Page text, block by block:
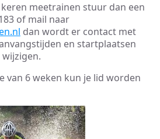
meetrainen stuur dan een
of mail naar
dan wordt er contact met
en startplaatsen
van 6 weken kun je lid worden